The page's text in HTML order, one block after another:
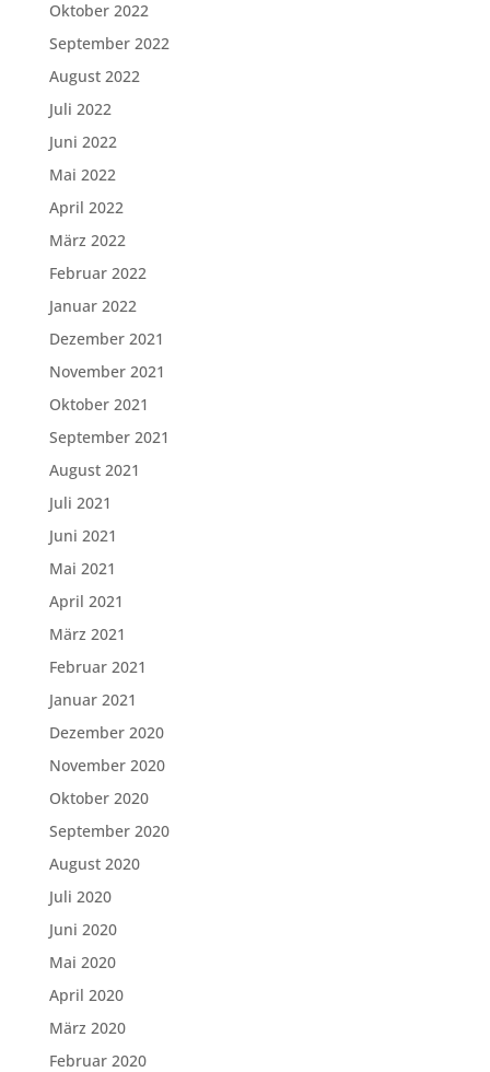
Oktober 2022
September 2022
August 2022
Juli 2022
Juni 2022
Mai 2022
April 2022
März 2022
Februar 2022
Januar 2022
Dezember 2021
November 2021
Oktober 2021
September 2021
August 2021
Juli 2021
Juni 2021
Mai 2021
April 2021
März 2021
Februar 2021
Januar 2021
Dezember 2020
November 2020
Oktober 2020
September 2020
August 2020
Juli 2020
Juni 2020
Mai 2020
April 2020
März 2020
Februar 2020